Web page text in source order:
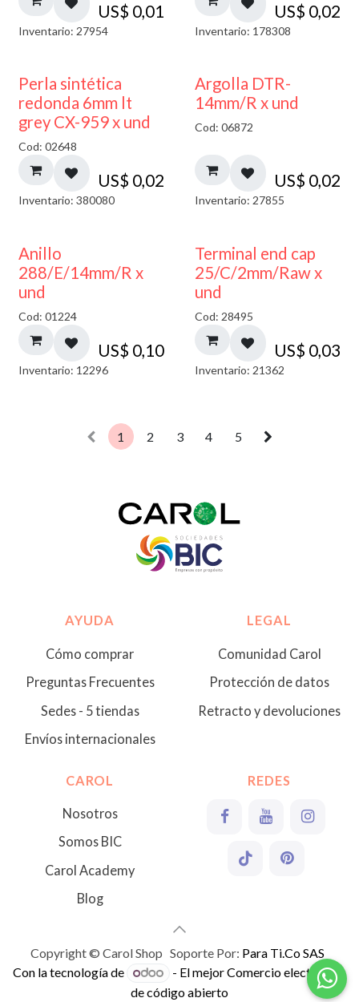
US$ 0,01
Inventario: 27954
US$ 0,02
Inventario: 178308
Perla sintética
redonda 6mm lt
grey CX-959 x und
Cod: 02648
US$ 0,02
Inventario: 380080
Argolla DTR-
14mm/R x und
Cod: 06872
US$ 0,02
Inventario: 27855
Anillo
288/E/14mm/R x
und
Cod: 01224
US$ 0,10
Inventario: 12296
Terminal end cap
25/C/2mm/Raw x
und
Cod: 28495
US$ 0,03
Inventario: 21362
1 2 3 4 5
AYUDA
Cómo comprar
Preguntas Frecuentes
Sedes - 5 tiendas
Envíos internacionales
LEGAL
Comunidad Carol
Protección de datos
Retracto y devoluciones
CAROL
Nosotros
Somos BIC
Carol Academy
Blog
REDES
Copyright © Carol Shop Soporte Por: Para Ti.Co SAS
Con la tecnología de
- El mejorComercio electrónico
de código abierto